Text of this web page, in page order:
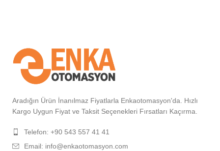
Aradığın Ürün İnanılmaz Fiyatlarla Enkaotomasyon'da. Hızlı
Kargo Uygun Fiyat ve Taksit Seçenekleri Fırsatları Kaçırma.
Telefon: +90 543 557 41 41
Email: info@enkaotomasyon.com